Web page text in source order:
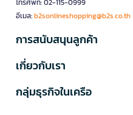
โทรศัพท์: 02-115-0999
อีเมล:b2sonlineshopping@b2s.co.th
การสนับสนุนลูกค้า
เกี่ยวกับเรา
กลุ่มธุรกิจในเครือ